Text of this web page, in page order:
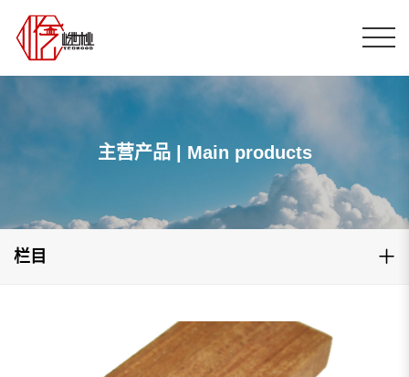
主营产品 | Main products
栏目